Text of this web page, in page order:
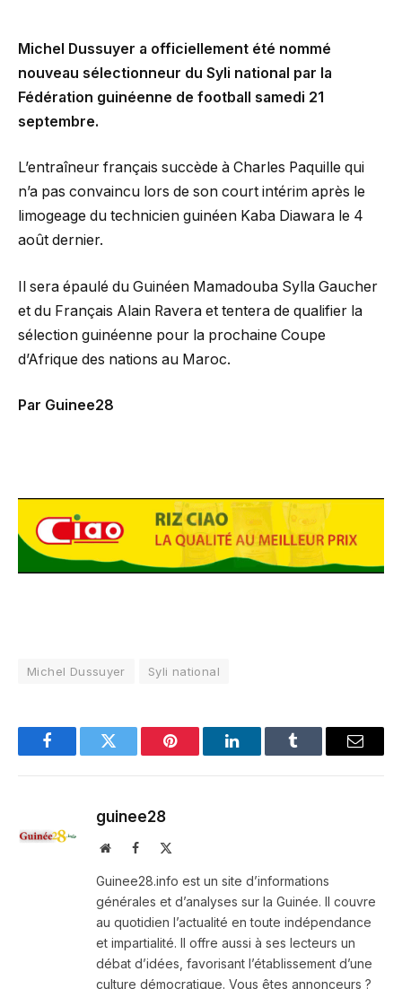
Michel Dussuyer a officiellement été nommé
nouveau sélectionneur du Syli national par la
Fédération guinéenne de football samedi 21
septembre.
L’entraîneur français succède à Charles Paquille qui
n’a pas convaincu lors de son court intérim après le
limogeage du technicien guinéen Kaba Diawara le 4
août dernier.
Il sera épaulé du Guinéen Mamadouba Sylla Gaucher
et du Français Alain Ravera et tentera de qualifier la
sélection guinéenne pour la prochaine Coupe
d’Afrique des nations au Maroc.
Par Guinee28
Michel Dussuyer Syli national
FacebookTwitter Pinterest LinkedInTumblr Email
guinee28
WebsiteFacebook
Guinee28.info est un site d’informations
générales et d’analyses sur la Guinée. Il couvre
au quotidien l’actualité en toute indépendance
et impartialité. Il offre aussi à ses lecteurs un
débat d’idées, favorisant l’établissement d’une
culture démocratique. Vous êtes annonceurs ?